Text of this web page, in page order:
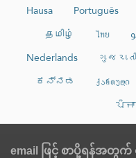
Hausa
Português
தமிழ்
ไทย
Nederlands
ಕನ್ನಡ
ქართული
email ဖြင့် စာပို့ရန်အတွက်